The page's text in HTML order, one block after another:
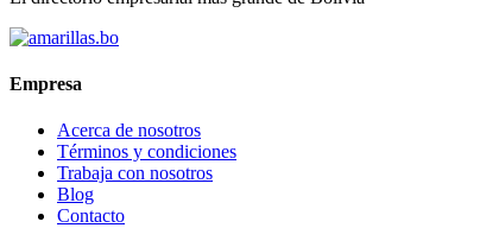
Empresa
Acerca de nosotros
Términos y condiciones
Trabaja con nosotros
Blog
Contacto